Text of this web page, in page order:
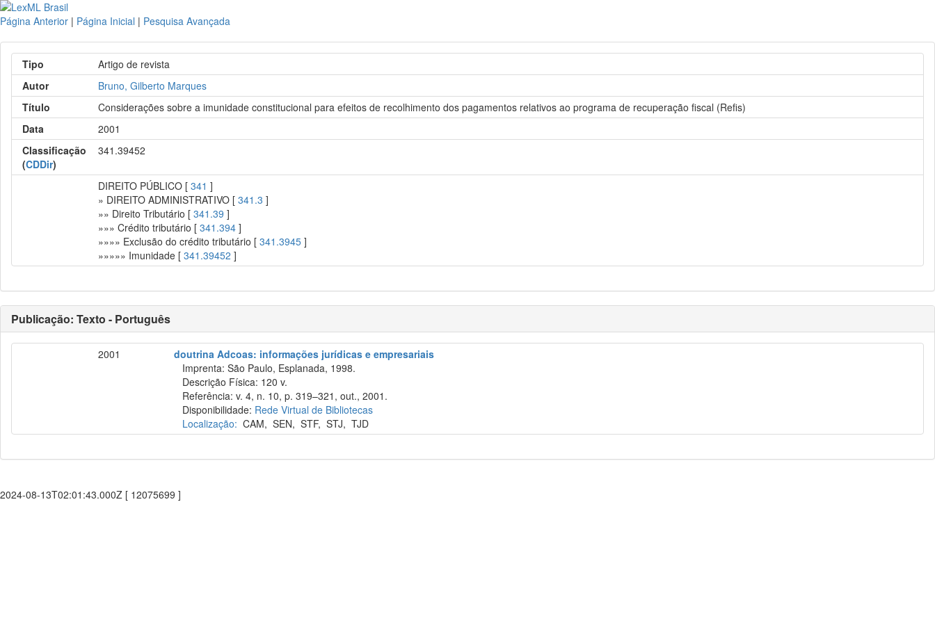
Página Anterior | Página Inicial | Pesquisa Avançada
Tipo
Artigo de revista
Autor
Bruno, Gilberto Marques
Título
Considerações sobre a imunidade constitucional para efeitos de recolhimento dos pagamentos relativos ao programa de recuperação fiscal (Refis)
Data
2001
Classificação
(CDDir)
341.39452
DIREITO PÚBLICO [341 ]
» DIREITO ADMINISTRATIVO [341.3 ]
»» Direito Tributário [341.39 ]
»»» Crédito tributário [341.394 ]
»»»» Exclusão do crédito tributário [341.3945 ]
»»»»» Imunidade [341.39452 ]
Publicação: Texto - Português
2001
doutrina Adcoas: informações jurídicas e empresariais
Imprenta: São Paulo, Esplanada, 1998.
Descrição Física: 120 v.
Referência: v. 4, n. 10, p. 319–321, out., 2001.
Disponibilidade: Rede Virtual de Bibliotecas
Localização: CAM,SEN,STF,STJ,TJD
2024-08-13T02:01:43.000Z [ 12075699 ]